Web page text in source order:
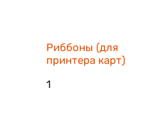
Риббоны (для
принтера карт)
1